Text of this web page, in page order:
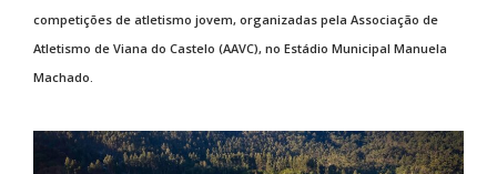
competições de atletismo jovem, organizadas pela Associação de
Atletismo de Viana do Castelo (AAVC), no Estádio Municipal Manuela
Machado.